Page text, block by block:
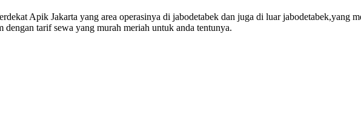
Apik Jakarta yang area operasinya di jabodetabek dan juga di luar jabodetabek,yang
tarif sewa yang murah meriah untuk anda tentunya.